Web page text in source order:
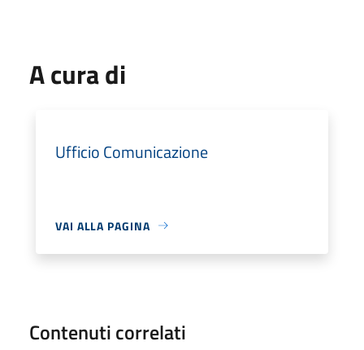
A cura di
Ufficio Comunicazione
VAI ALLA PAGINA
Contenuti correlati